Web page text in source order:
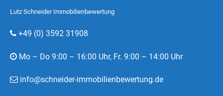
Lutz Schneider Immobilienbewertung
+49 (0) 3592 31908
Mo – Do 9:00 – 16:00 Uhr, Fr. 9:00 – 14:00 Uhr
info@schneider-immobilienbewertung.de